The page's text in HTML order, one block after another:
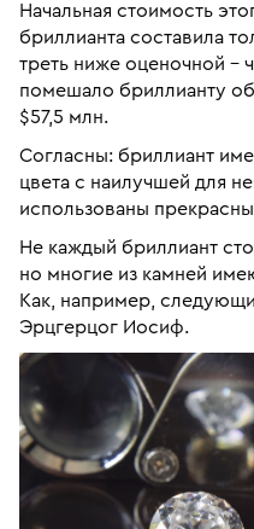
Начальная стоимость
бриллианта составила
треть ниже оценочной –
помешало бриллианту
$57,5 млн.
Согласны: бриллиант
цвета с наилучшей для
использованы
Не каждый бриллиант
но многие из камней
Как, например,
Эрцгерцог Иосиф.